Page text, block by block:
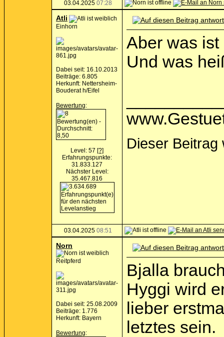
03.04.2025 07:28
Atli
Einhorn
Dabei seit: 16.10.2013
Beiträge: 6.805
Herkunft: Nettersheim-
Bouderat h/Eifel
Bewertung:
Level: 57 [?]
Erfahrungspunkte:
31.833.127
Nächster Level:
35.467.816
Aber was
Und was
Dieser
03.04.2025 08:51
Norn
Reitpferd
Dabei seit: 25.08.2009
Beiträge: 1.776
Herkunft: Bayern
Bewertung:
Bjalla
Hyggi wird
lieber
letztes sein.